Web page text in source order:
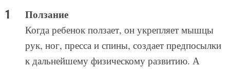
Ползание
Когда ребенок ползает, он укрепляет мышцы
рук, ног, пресса и спины, создает предпосылки
к дальнейшему физическому развитию. А